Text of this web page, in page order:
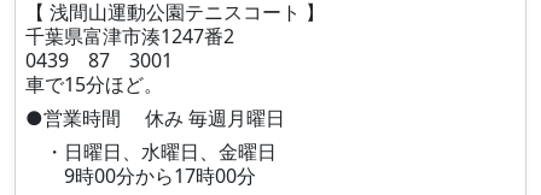
【 浅間山運動公園テニスコート 】
千葉県富津市湊1247番2
0439 87 3001
車で15分ほど。
●営業時間 休み 毎週月曜日
・日曜日、水曜日、金曜日
9時00分から17時00分